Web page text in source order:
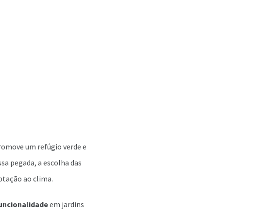
um refúgio verde e
pegada, a escolha das
ao clima.
em jardins